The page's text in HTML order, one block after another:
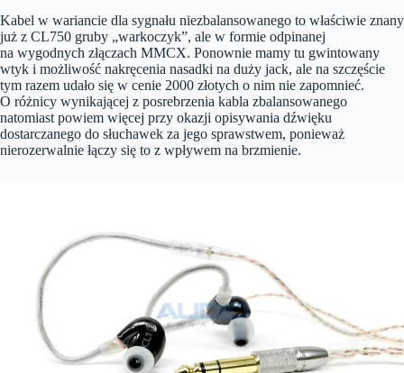
Kabel w wariancie dla sygnału niezbalansowanego to właściwie znany
już z CL750 gruby „warkoczyk”, ale w formie odpinanej
na wygodnych złączach MMCX. Ponownie mamy tu gwintowany
wtyk i możliwość nakręcenia nasadki na duży jack, ale na szczęście
tym razem udało się w cenie 2000 złotych o nim nie zapomnieć.
O różnicy wynikającej z posrebrzenia kabla zbalansowanego
natomiast powiem więcej przy okazji opisywania dźwięku
dostarczanego do słuchawek za jego sprawstwem, ponieważ
nierozerwalnie łączy się to z wpływem na brzmienie.